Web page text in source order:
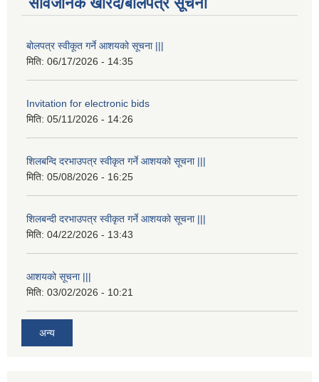
बोलपत्र स्वीकूत गर्ने आशयको सूचना |||
मिति: 06/17/2026 - 14:35
Invitation for electronic bids
मिति: 05/11/2026 - 14:26
शिलबन्दि दरभाउपत्र स्वीकृत गर्ने आशयको सूचना |||
मिति: 05/08/2026 - 16:25
शिलबन्दी दरभाउपत्र स्वीकृत गर्ने आशयको सूचना |||
मिति: 04/22/2026 - 13:43
आशयको सूचना |||
मिति: 03/02/2026 - 10:21
अन्य